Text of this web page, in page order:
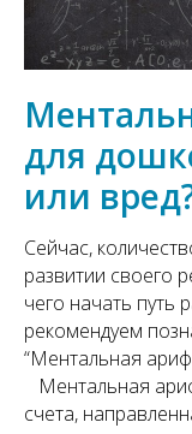
для
или
Сейчас,
развитии своего
чего начать
рекомендуем
“Ментальная
Ментальная
счета,